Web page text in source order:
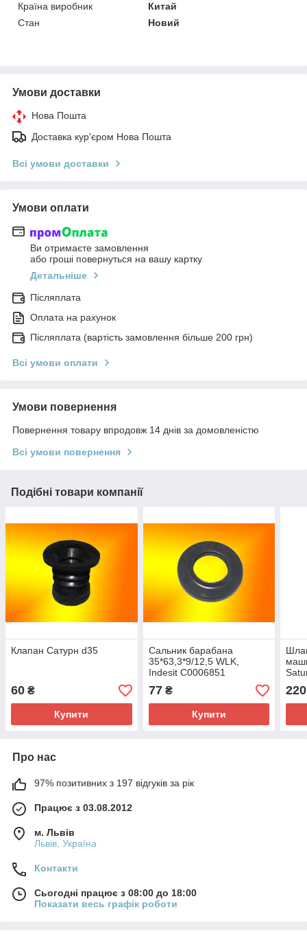
Країна виробник
Китай
Стан
Новий
Умови доставки
Нова Пошта
Доставка кур'єром Нова Пошта
Всі умови доставки
Умови оплати
Ви отримаєте замовлення
або гроші повернуться на вашу картку
Детальніше
Післяплата
Оплата на рахунок
Післяплата (вартість замовлення більше 200 грн)
Всі умови оплати
Умови повернення
Повернення товару впродовж 14 днів за домовленістю
Всі умови повернення
Подібні товари компанії
Клапан Сатурн d35
60 ₴
Купити
Сальник барабана
35*63,3*9/12,5 WLK,
Indesit C0006851
77₴
Купити
мм
220
Про нас
97% позитивних з 197 відгуків за рік
Працює з 03.08.2012
м. Львів
Львів, Україна
Контакти
Сьогодні працює з 08:00 до 18:00
Показати весь графік роботи